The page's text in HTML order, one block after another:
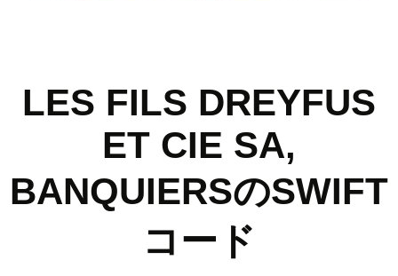
LES FILS DREYFUS
ET CIE SA,
BANQUIERSのSWIFT
コード